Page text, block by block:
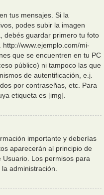
tus mensajes. Si la
podes subir la imagen
debés guardar primero tu foto
www.ejemplo.com/mi-
que se encuentren en tu PC
público) ni tampoco las que
de autentificación, e.j.
por contraseñas, etc. Para
etiqueta es [img].
importante y deberías
aparecerán al principio de
Los permisos para
administración.